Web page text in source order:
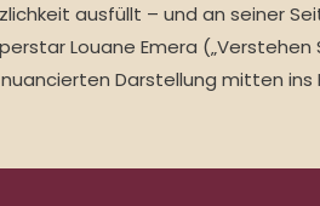
ausfüllt – und an seiner
Louane Emera („Verstehen
Darstellung mitten ins